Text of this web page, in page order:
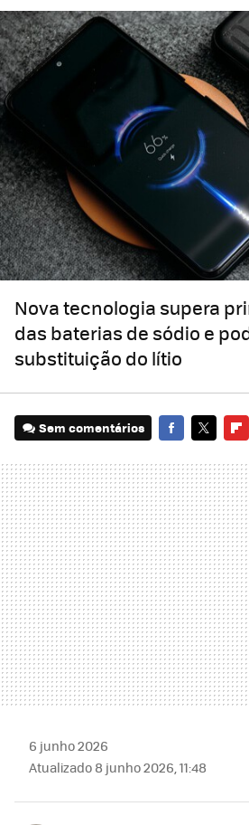
Nova tecnologia supera
das baterias de sódio e
substituição do lítio
Sem comentários
6 junho 2026
Atualizado 8 junho 2026, 11:48